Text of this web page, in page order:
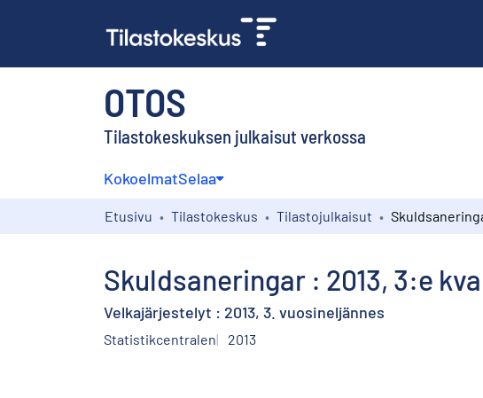
OTOS
Tilastokeskuksen julkaisut verkossa
KokoelmatSelaa
Etusivu Tilastokeskus Tilastojulkaisut
Skuldsaneringar : 2013, 3:e
Velkajärjestelyt : 2013, 3. vuosineljännes
Statistikcentralen 2013